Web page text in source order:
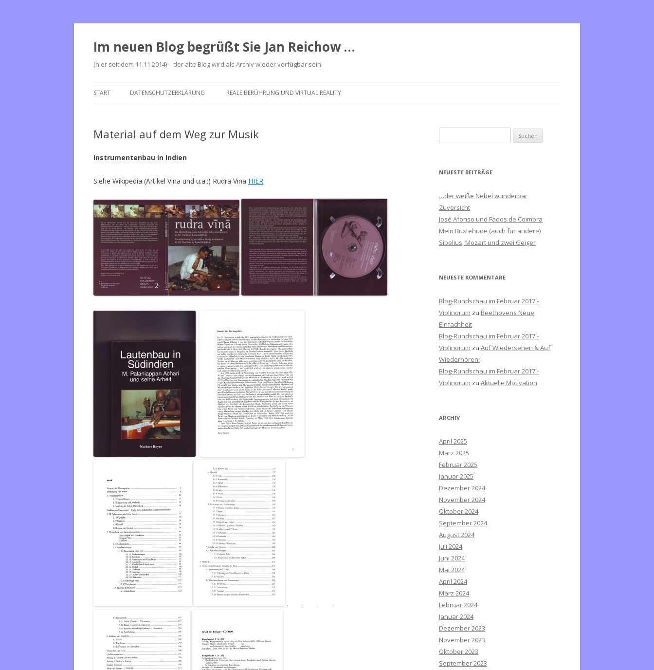
Im neuen Blog begrüßt Sie Jan Reichow …
(hier seit dem 11.11.2014) – der alte Blog wird als Archiv wieder verfügbar sein.
Inhalt
START DATENSCHUTZERKLÄRUNG REALE BERÜHRUNG UND VIRTUAL REALITY
Material auf dem Weg zur Musik
Instrumentenbau in Indien
Siehe Wikipedia (Artikel Vina und u.a.:) Rudra Vina HIER.
. . . .
u
h
n
a
c
h
NEUESTE BEITRÄGE
…der weiße Nebel wunderbar
Zuversicht
José Afonso und Fados de Coimbra
Mein Buxtehude (auch für andere)
Sibelius, Mozart und zwei Geiger
NEUESTE KOMMENTARE
Blog-Rundschau im Februar 2017 -
Violinorum zu Beethovens Neue
Einfachheit
Blog-Rundschau im Februar 2017 -
Violinorum zu Auf Wiedersehen & Auf
Wiederhören!
Blog-Rundschau im Februar 2017 -
Violinorum zu Aktuelle Motivation
ARCHIV
April 2025
März 2025
Februar 2025
Januar 2025
Dezember 2024
November 2024
Oktober 2024
September 2024
August 2024
Juli 2024
Juni 2024
Mai 2024
April 2024
März 2024
Februar 2024
Januar 2024
Dezember 2023
November 2023
Oktober 2023
September 2023